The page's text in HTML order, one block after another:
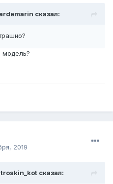
сказал:
модель?
2019
сказал: